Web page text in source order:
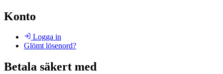
Konto
Logga in
Glömt lösenord?
Betala säkert med